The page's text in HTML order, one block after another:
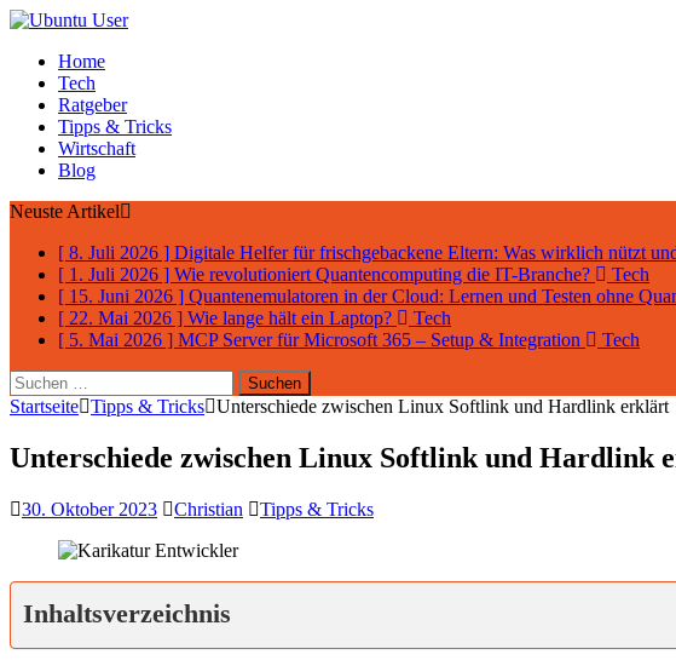
Home
Tech
Ratgeber
Tipps & Tricks
Wirtschaft
Blog
Neuste Artikel
[ 8. Juli 2026 ] Digitale Helfer für frischgebackene Eltern: Was wirklich nützt
[ 1. Juli 2026 ] Wie revolutioniert Quantencomputing die IT-Branche?
Tech
[ 15. Juni 2026 ] Quantenemulatoren in der Cloud: Lernen und Testen ohne
[ 22. Mai 2026 ] Wie lange hält ein Laptop?
Tech
[ 5. Mai 2026 ] MCP Server für Microsoft 365 – Setup & Integration
Tech
Suchen
nach:
Startseite Tipps & Tricks Unterschiede zwischen Linux Softlink und Hardlink erklärt
Unterschiede zwischen Linux Softlink und Hardlink
30. Oktober 2023 Christian Tipps & Tricks
Inhaltsverzeichnis